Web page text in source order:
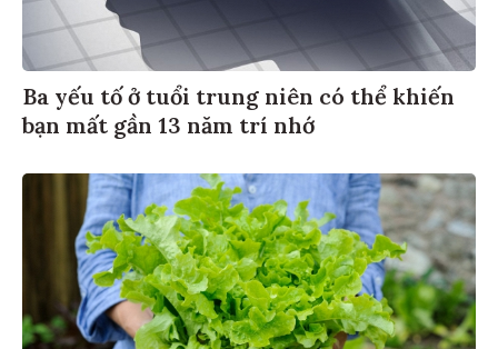
Ba yếu tố ở tuổi trung niên có thể khiến
bạn mất gần 13 năm trí nhớ